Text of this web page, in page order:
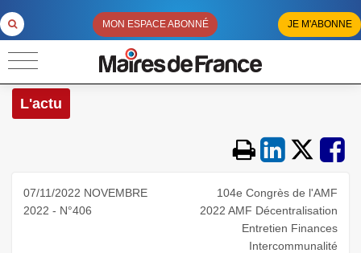
MON ESPACE ABONNÉ JE M'ABONNE
L'actu
07/11/2022 NOVEMBRE
2022 - N°406
104e Congrès de l'AMF
2022 AMF Décentralisation
Entretien Finances
Intercommunalité